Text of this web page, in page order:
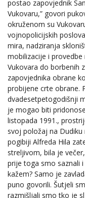
postao zapovjednik
Vukovaru,” govori
okruženom su
vojnopolicijskih
mira, nadziranja
mobilizacije i
Vukovara do borbenih
zapovjednika obrane
probijene crte obrane.
dvadesetpetogodišnji
je mogao biti
listopada 1991.,
svoj položaj na Dudiku
pogibiji Alfreda Hila
streljivom, bila je
prije toga smo saznali
kažem? Samo je
puno govorili. Šutjeli
razmišljali smo tko je